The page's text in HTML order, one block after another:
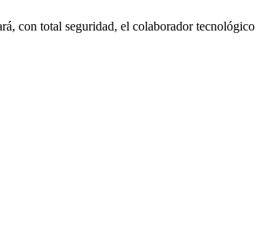
con total seguridad, el colaborador tecnológico